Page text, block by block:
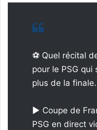
⚽ Quel récital
pour le PSG qui
plus de la finale.
▶️ Coupe de
PSG en direct